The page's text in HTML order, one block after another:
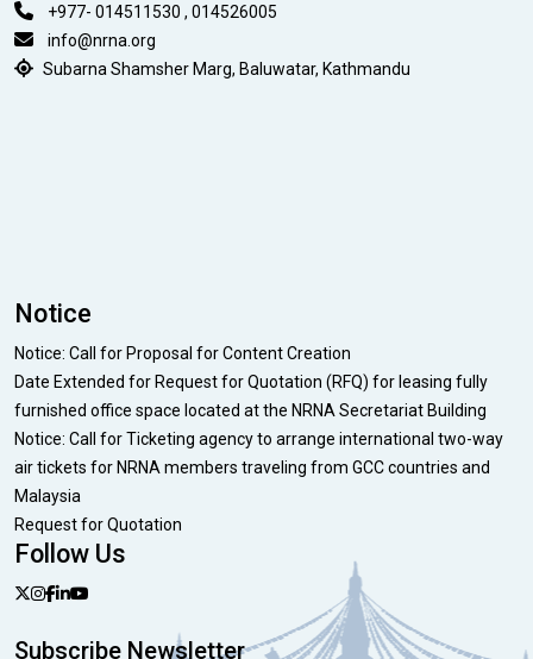
+977- 014511530 , 014526005
info@nrna.org
Subarna Shamsher Marg, Baluwatar, Kathmandu
Notice
Notice: Call for Proposal for Content Creation
Date Extended for Request for Quotation (RFQ) for leasing fully
furnished office space located at the NRNA Secretariat Building
Notice: Call for Ticketing agency to arrange international two-way
air tickets for NRNA members traveling from GCC countries and
Malaysia
Request for Quotation
Follow Us
Subscribe Newsletter